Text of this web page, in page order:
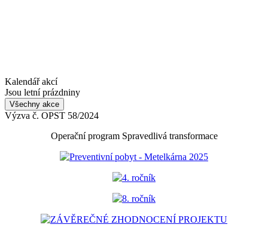
Kalendář akcí
Jsou letní prázdniny
Všechny akce
Výzva č. OPST 58/2024
Operační program Spravedlivá transformace
Preventivní pobyt - Metelkárna 2025
4. ročník
8. ročník
ZÁVĚREČNÉ ZHODNOCENÍ PROJEKTU